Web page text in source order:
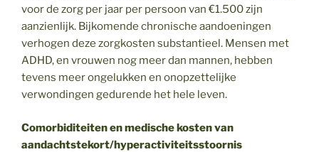
voor de zorg per jaar per persoon van €1.500 zijn
aanzienlijk. Bijkomende chronische aandoeningen
verhogen deze zorgkosten substantieel. Mensen met
ADHD, en vrouwen nog meer dan mannen, hebben
tevens meer ongelukken en onopzettelijke
verwondingen gedurende het hele leven.
Comorbiditeiten en medische kosten van
aandachtstekort/hyperactiviteitsstoornis